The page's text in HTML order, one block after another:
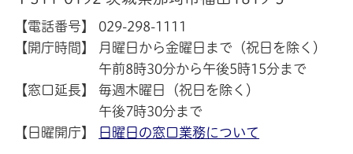
【電話番号】
029-298-1111
【開庁時間】
月曜日から金曜日まで（祝日を除く）
午前8時30分から午後5時15分まで
【窓口延長】
毎週木曜日（祝日を除く）
午後7時30分まで
【日曜開庁】
日曜日の窓口業務について